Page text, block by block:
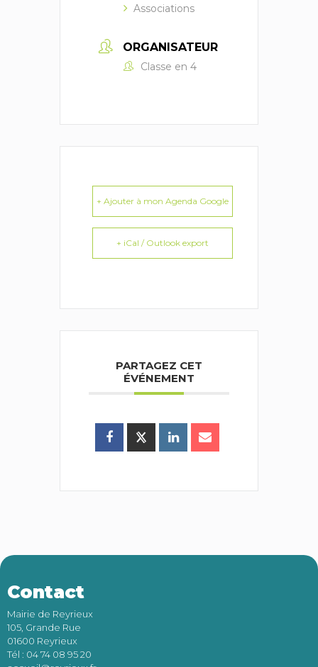
Associations
ORGANISATEUR
Classe en 4
+ Ajouter à mon Agenda Google
+ iCal / Outlook export
PARTAGEZ CET
ÉVÉNEMENT
Contact
Mairie de Reyrieux
105, Grande Rue
01600 Reyrieux
Tél : 04 74 08 95 20